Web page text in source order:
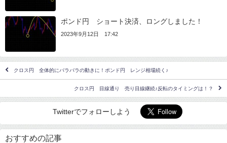
ポンド円 ショート決済、ロングしました！
2023年9月12日 17:42
クロス円 全体的にバラバラの動きに！ポンド円 レンジ相場続く♪
クロス円 目線通り 売り目線継続♪反転のタイミングは！？
Twitterでフォローしよう
おすすめの記事